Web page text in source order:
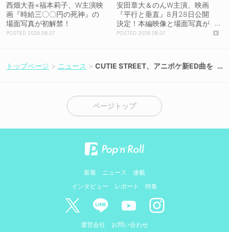
西畑大吾×福本莉子、W主演映
画『時給三〇〇円の死神』の
場面写真が初解禁！
2026.08.07
安田章大＆のんW主演、映画
『平行と垂直』8月28日公開
決定！本編映像と場面写真が
初解禁！2026.08.07
トップページ ニュース
CUTIE STREET、アニポケ新ED曲を
ページトップ
新着 ニュース
連載
インタビュー
レポート 特集
運営会社 お問い合わせ